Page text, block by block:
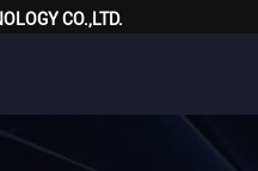
CO.,LTD.